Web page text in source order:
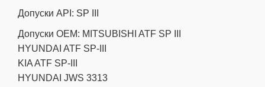
Допуски API: SP III
Допуски OEM: MITSUBISHI ATF SP III
HYUNDAI ATF SP-III
KIA ATF SP-III
HYUNDAI JWS 3313